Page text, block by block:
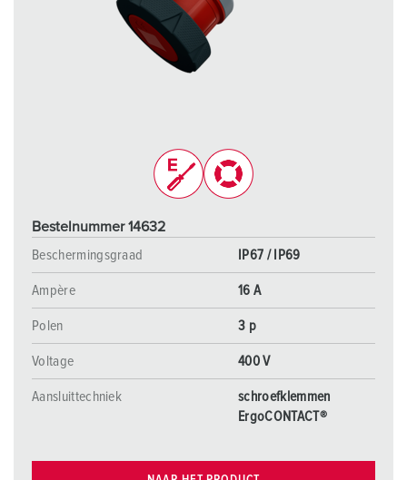
Bestelnummer 14632
Beschermingsgraad
IP67 / IP69
Ampère 16 A
Polen 3 p
Voltage 400 V
Aansluittechniek
schroefklemmen
ErgoCONTACT®